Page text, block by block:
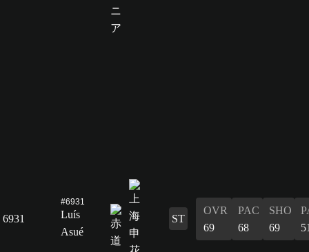
6931
#6931
Luís
Asué
ST
OVR
69
PAC
68
SHO
69